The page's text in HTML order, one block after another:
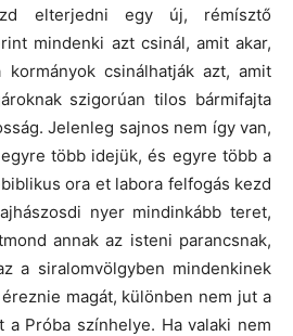
elterjedni egy új, rémísztő
mindenki azt csinál, amit akar,
csinálhatják azt, amit
szigorúan tilos bármifajta
Jelenleg sajnos nem így van,
több idejük, és egyre több a
ora et labora felfogás kezd
nyer mindinkább teret,
annak az isteni parancsnak,
a siralomvölgyben mindenkinek
magát, különben nem jut a
a Próba színhelye. Ha valaki nem